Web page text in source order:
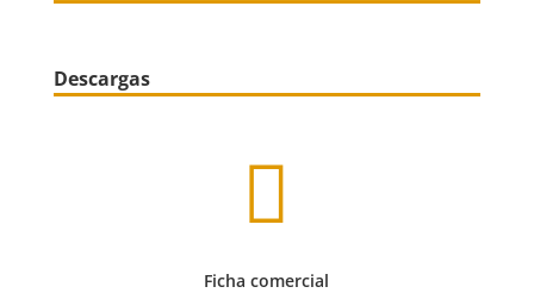
Descargas

Ficha comercial